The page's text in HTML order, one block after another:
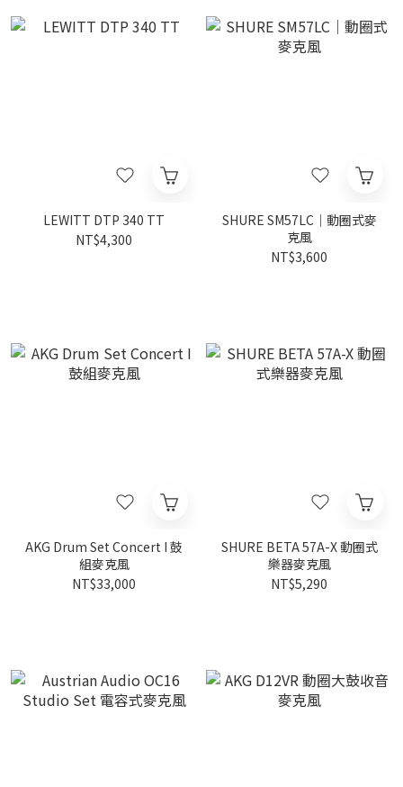
LEWITT DTP 340 TT
NT$4,300
SHURE SM57LC｜動圈式麥
克風
NT$3,600
AKG Drum Set Concert I 鼓
組麥克風
NT$33,000
SHURE BETA 57A-X 動圈式
樂器麥克風
NT$5,290